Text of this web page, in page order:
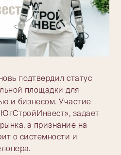
подтвердил статус
площадки для
и бизнесом. Участие
задает
а признание на
о системности и